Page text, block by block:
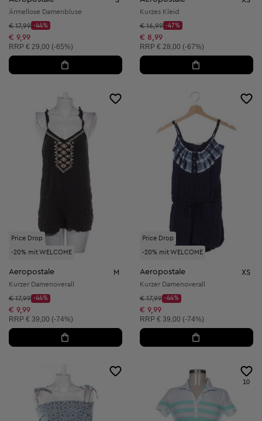
Ärmellose Damenbluse
Startpreis:
€ 17,99
Discount Price:
-44%
Reduzierter Preis:
€ 9,99
Unverbindliche Preisempfehlung:
RRP € 29,00 (-65%)
Kurzes Kleid
Startpreis:
€ 16,99
Discount Price:
-47%
Reduzierter Preis:
€ 8,99
Unverbindliche Preisempfehlung:
RRP € 28,00 (-67%)
Price Drop
-20% mit WELCOME
Aeropostale M
Kurzer Damenoverall
Startpreis:
€ 17,99
Discount Price:
-44%
Reduzierter Preis:
€ 9,99
Unverbindliche Preisempfehlung:
RRP € 39,00 (-74%)
Price Drop
-20% mit WELCOME
Aeropostale XS
Kurzer Damenoverall
Startpreis:
€ 17,99
Discount Price:
-44%
Reduzierter Preis:
€ 9,99
Unverbindliche Preisempfehlung:
RRP € 39,00 (-74%)
10